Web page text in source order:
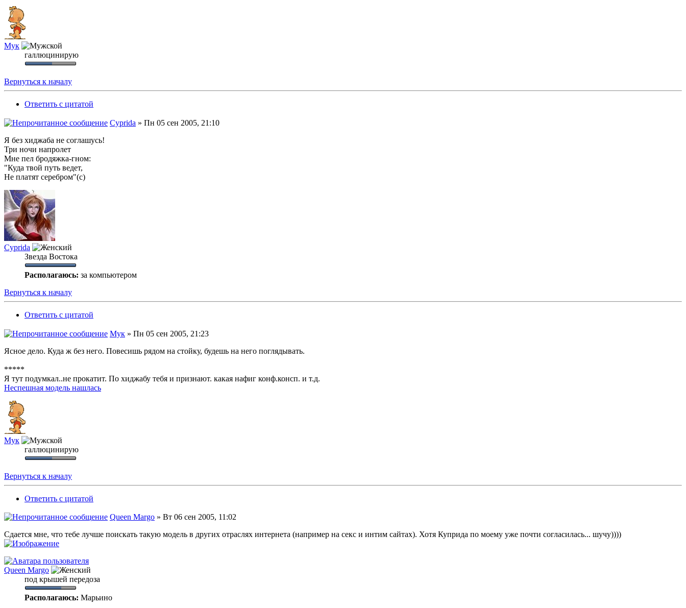
Мук
галлюцинирую
Вернуться к началу
Ответить с цитатой
Cyprida » Пн 05 сен 2005, 21:10
Я без хиджаба не соглашусь!
Три ночи напролет
Мне пел бродяжка-гном:
"Куда твой путь ведет,
Не платят серебром"(с)
Cyprida
Звезда Востока
Располагаюсь: за компьютером
Вернуться к началу
Ответить с цитатой
Мук » Пн 05 сен 2005, 21:23
Ясное дело. Куда ж без него. Повесишь рядом на стойку, будешь на него поглядывать.
*****
Я тут подумкал..не прокатит. По хиджабу тебя и признают. какая нафиг конф.консп. и т.д.
Неспешная модель нашлась
Мук
галлюцинирую
Вернуться к началу
Ответить с цитатой
Queen Margo » Вт 06 сен 2005, 11:02
Сдается мне, что тебе лучше поискать такую модель в других отраслях интернета (например на секс и интим сайтах). Хотя Куприда по моему уже почти согласилась... шучу))))
Queen Margo
под крышей передоза
Располагаюсь: Марьино